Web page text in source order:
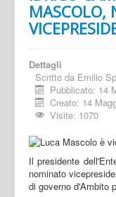
MASCOLO,
Dettagli
Scritto da Emilio
Pubblicato: 14
Creato: 14
Visite: 1070
Il presidente
nominato
di governo d'Ambito